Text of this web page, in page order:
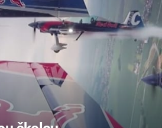
UFO A
MIMOZEMŠŤANÉ
ČESKÝCH DĚJIN
ALTERNATIVNÍ
HISTORIE